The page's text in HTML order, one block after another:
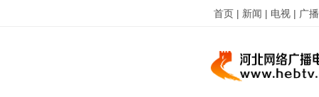
首页 | 新闻 | 电视 | 广